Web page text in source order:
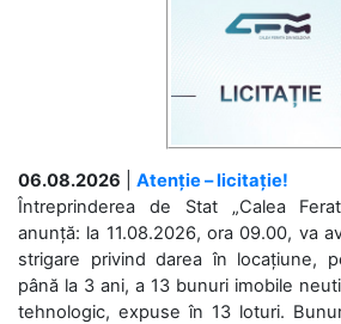
06.08.2026
Atenție – licitație!
Întreprinderea de Stat „Calea
anunță: la 11.08.2026, ora 09.00, va
strigare privind darea în locațiune,
până la 3 ani, a 13 bunuri imobile
tehnologic, expuse în 13 loturi.